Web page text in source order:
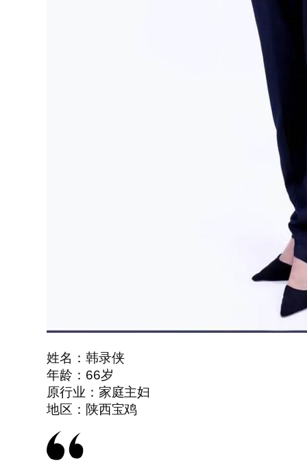
姓名：韩录侠
年龄：66岁
原行业：家庭主妇
地区：陕西宝鸡